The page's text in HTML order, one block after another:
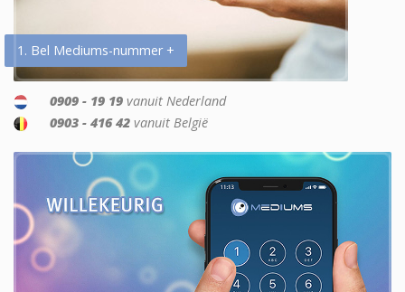
1. Bel Mediums-nummer +
0909 - 19 19 vanuit Nederland
0903 - 416 42 vanuit België